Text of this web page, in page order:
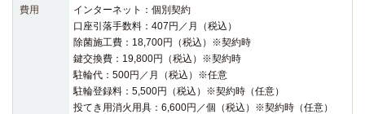
費用
インターネット：個別契約
口座引落手数料：407円／月（税込）
除菌施工費：18,700円（税込）※契約時
鍵交換費：19,800円（税込）※契約時
駐輪代：500円／月（税込）※任意
駐輪登録料：5,500円（税込）※契約時（任意）
投てき用消火用具：6,600円／個（税込）※契約時（任意）